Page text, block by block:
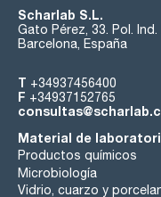
Scharlab S.L.
Gato Pérez, 33. Pol.
Barcelona, España
T +34937456400
F +34937152765
Material de
Productos químicos
Microbiología
Vidrio, cuarzo y